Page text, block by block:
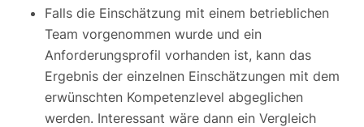
Falls die Einschätzung mit einem betrieblichen
Team vorgenommen wurde und ein
Anforderungsprofil vorhanden ist, kann das
Ergebnis der einzelnen Einschätzungen mit dem
erwünschten Kompetenzlevel abgeglichen
werden. Interessant wäre dann ein Vergleich